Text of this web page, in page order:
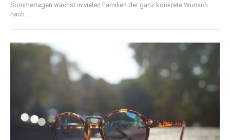
Sommertagen wächst in vielen Familien der ganz konkrete Wunsch
nach...